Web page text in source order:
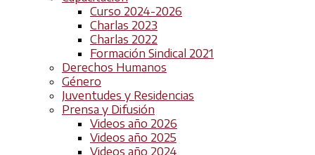
Curso 2024-2026
Charlas 2023
Charlas 2022
Formación Sindical 2021
Derechos Humanos
Género
Juventudes y Residencias
Prensa y Difusión
Videos año 2026
Videos año 2025
Videos año 2024